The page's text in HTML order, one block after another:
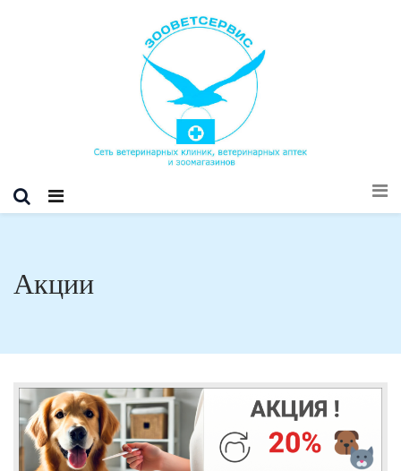
Акции